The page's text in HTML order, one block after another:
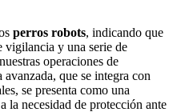
perros robots, indicando que
vigilancia y una serie de
operaciones de
que se integra con
se presenta como una
la necesidad de protección ante